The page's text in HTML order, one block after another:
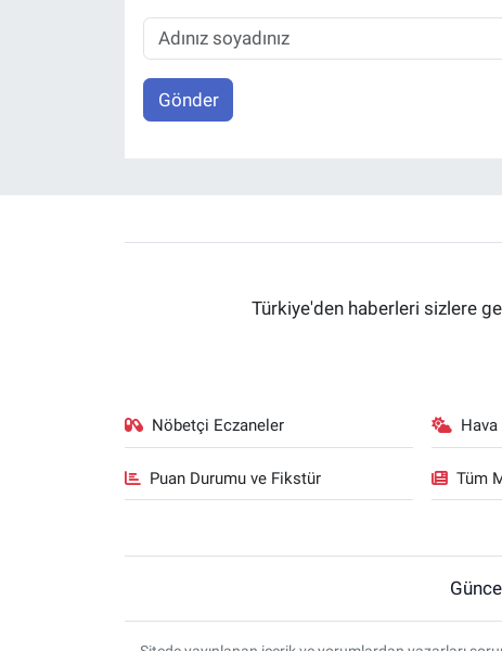
Gönder
Türkiye'den haberleri sizlere
Nöbetçi Eczaneler
Puan Durumu ve Fikstür Tüm